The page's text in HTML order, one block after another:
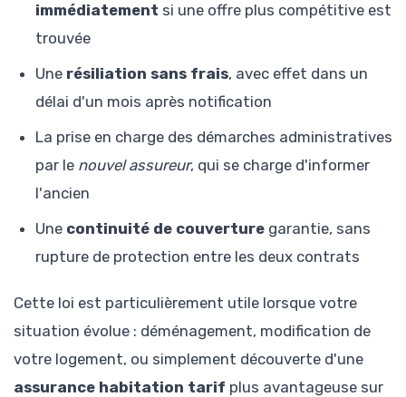
immédiatement si une offre plus compétitive est
trouvée
Une résiliation sans frais, avec effet dans un
délai d'un mois après notification
La prise en charge des démarches administratives
par le nouvel assureur, qui se charge d'informer
l'ancien
Une continuité de couverture garantie, sans
rupture de protection entre les deux contrats
Cette loi est particulièrement utile lorsque votre
situation évolue : déménagement, modification de
votre logement, ou simplement découverte d'une
assurance habitation tarif plus avantageuse sur